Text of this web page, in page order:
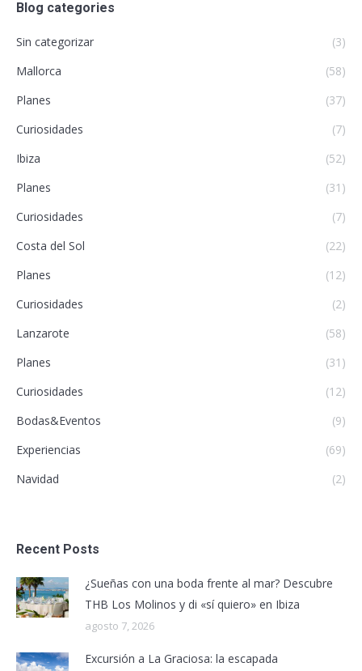
Blog categories
Sin categorizar
(3)
Mallorca
(58)
Planes
(37)
Curiosidades
(7)
Ibiza
(52)
Planes
(31)
Curiosidades
(7)
Costa del Sol
(22)
Planes
(12)
Curiosidades
(2)
Lanzarote
(58)
Planes
(31)
Curiosidades
(12)
Bodas&Eventos
(9)
Experiencias
(69)
Navidad
(2)
Recent Posts
¿Sueñas con una boda frente al mar? Descubre
THB Los Molinos y di «sí quiero» en Ibiza
agosto 7, 2026
Excursión a La Graciosa: la escapada